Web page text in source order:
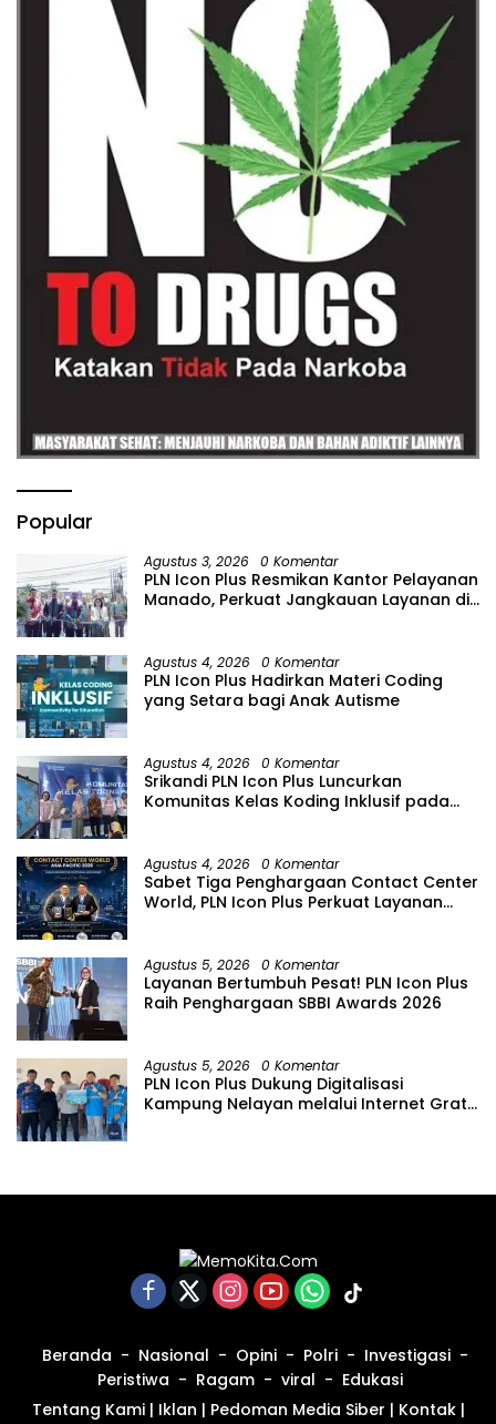
Popular
Agustus 3, 2026 0 Komentar
PLN Icon Plus Resmikan Kantor Pelayanan
Manado, Perkuat Jangkauan Layanan di
Agustus 4, 2026 0 Komentar
PLN Icon Plus Hadirkan Materi Coding
yang Setara bagi Anak Autisme
Agustus 4, 2026 0 Komentar
Srikandi PLN Icon Plus Luncurkan
Komunitas Kelas Koding Inklusif pada
Agustus 4, 2026 0 Komentar
Sabet Tiga Penghargaan Contact Center
World, PLN Icon Plus Perkuat Layanan
Agustus 5, 2026 0 Komentar
Layanan Bertumbuh Pesat! PLN Icon Plus
Raih Penghargaan SBBI Awards 2026
Agustus 5, 2026 0 Komentar
PLN Icon Plus Dukung Digitalisasi
Kampung Nelayan melalui Internet Gratis
Beranda Nasional Opini Polri
Investigasi
Peristiwa
Ragam viral
Edukasi
Tentang Kami| Iklan | Pedoman Media Siber | Kontak|